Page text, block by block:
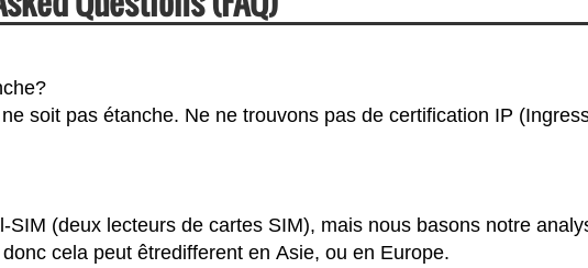
soit pas étanche. Ne ne trouvons pas de certification IP
SIM (deux lecteurs de cartes SIM), mais nous basons notre
cela peut êtredifferent en Asie, ou en Europe.